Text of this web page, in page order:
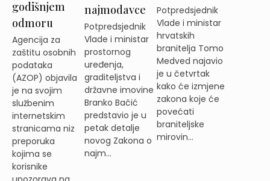
godišnjem
odmoru
Agencija za
zaštitu osobnih
podataka
(AZOP) objavila
je na svojim
službenim
internetskim
stranicama niz
preporuka
kojima se
korisnike
najmodavce
Potpredsjednik
Vlade i ministar
prostornog
uređenja,
graditeljstva i
državne imovine
Branko Bačić
predstavio je u
petak detalje
novog Zakona o
najm...
Potpredsjednik
Vlade i ministar
hrvatskih
branitelja Tomo
Medved najavio
je u četvrtak
kako će izmjene
zakona koje će
povećati
braniteljske
mirovin...